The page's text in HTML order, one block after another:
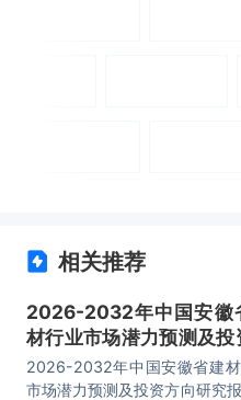
相关推荐
2026-2032年中国安徽
材行业市场潜力预测及投
向研究报告
2026-2032年中国安徽省建
市场潜力预测及投资方向研究